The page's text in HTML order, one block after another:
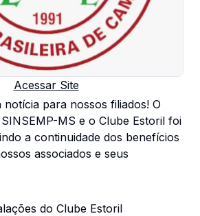
Acessar Site
notícia para nossos filiados! O
MS e o Clube Estoril foi
a continuidade dos benefícios
associados e seus
do Clube Estoril